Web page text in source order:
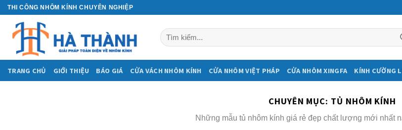
Skip
content
THI CÔNG NHÔM KÍNH CHUYÊN NGHIỆP
Tìm
kiếm:
TRANG CHỦ GIỚI THIỆU BÁO GIÁ CỬA VÁCH NHÔM KÍNH CỬA NHÔM VIỆT PHÁP CỬA NHÔM XINGFA KÍNH CƯỜNG
CHUYÊN MỤC: TỦ NHÔM KÍNH
Những mẫu tủ nhôm kính giá rẻ đẹp chất lượng mới nhất